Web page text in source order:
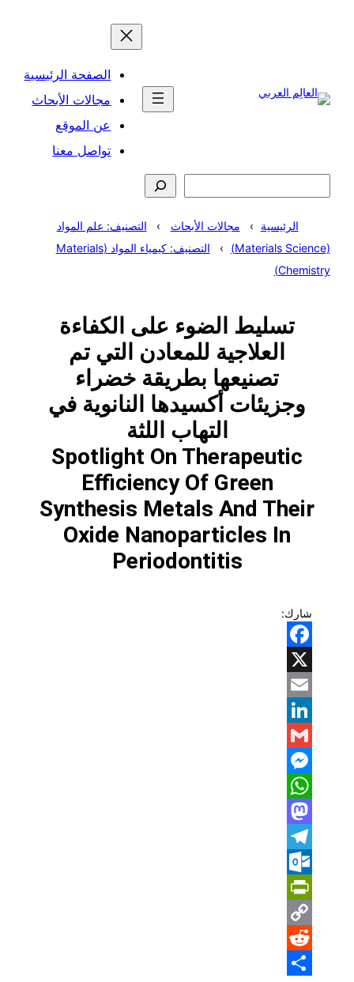
الصفحة الرئيسية
مجالات الأبحاث
عن الموقع
تواصل معنا
الرئيسية مجالات الأبحاث
التصنيف: علم المواد
(Materials Science)
التصنيف: كيمياء المواد (Materials
Chemistry)
تسليط الضوء على الكفاءة
العلاجية للمعادن التي تم
تصنيعها بطريقة خضراء
وجزيئات أكسيدها النانوية في
التهاب اللثة
Spotlight On Therapeutic
Efficiency Of Green
Synthesis Metals And Their
Oxide Nanoparticles In
Periodontitis
شارك:
Facebook
X
Email
LinkedIn
Gmail
Messenger
WhatsApp
Mastodon
Telegram
Outlook.com
PrintFriendly
Copy
Link
Reddit